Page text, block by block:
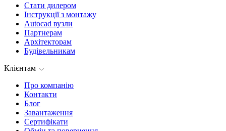
Стати дилером
Інструкції з монтажу
Autocad вузли
Партнерам
Архітекторам
Будівельникам
Клієнтам
Про компанію
Контакти
Блог
Завантаження
Сертифікати